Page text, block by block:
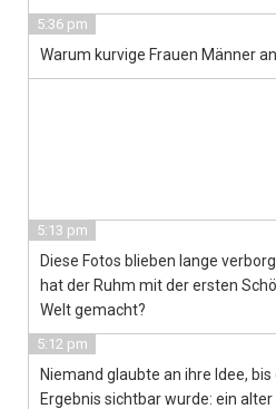
5:36 pm
Warum kurvige Frauen Männer
5:13 pm
Diese Fotos blieben lange
hat der Ruhm mit der ersten
Welt gemacht?
5:12 pm
Niemand glaubte an ihre Idee, bis
Ergebnis sichtbar wurde: ein alter